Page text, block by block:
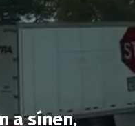
a sínen,